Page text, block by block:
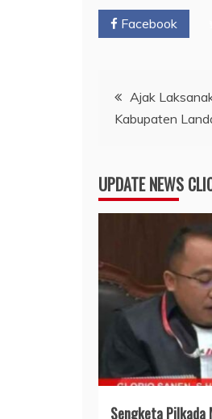
Facebook
Navigasi
pos
Ajak
Kabupaten
UPDATE NEWS
Sengketa Pilkada